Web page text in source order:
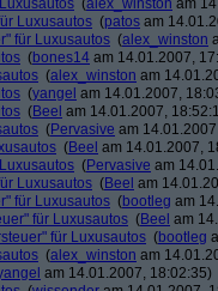
(alex_winston am
Luxusautos (patos am
für Luxusautos (alex_winston
(bones14 am 14.01.2007,
(alex_winston am
(yangel am 14.01.2007,
(Beel am 14.01.2007,
(Pervasive am
(Beel am 14.01.2007,
(Pervasive am
Luxusautos (Beel am
für Luxusautos (bootleg am
für Luxusautos (Beel am
für Luxusautos (bootleg
(alex_winston am
am 14.01.2007, 18:02:35)